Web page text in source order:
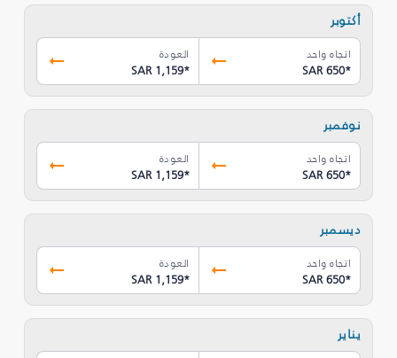
أكتوبر
اتجاه واحد
SAR 650*
العودة
SAR 1,159*
نوفمبر
اتجاه واحد
SAR 650*
العودة
SAR 1,159*
ديسمبر
اتجاه واحد
SAR 650*
العودة
SAR 1,159*
يناير